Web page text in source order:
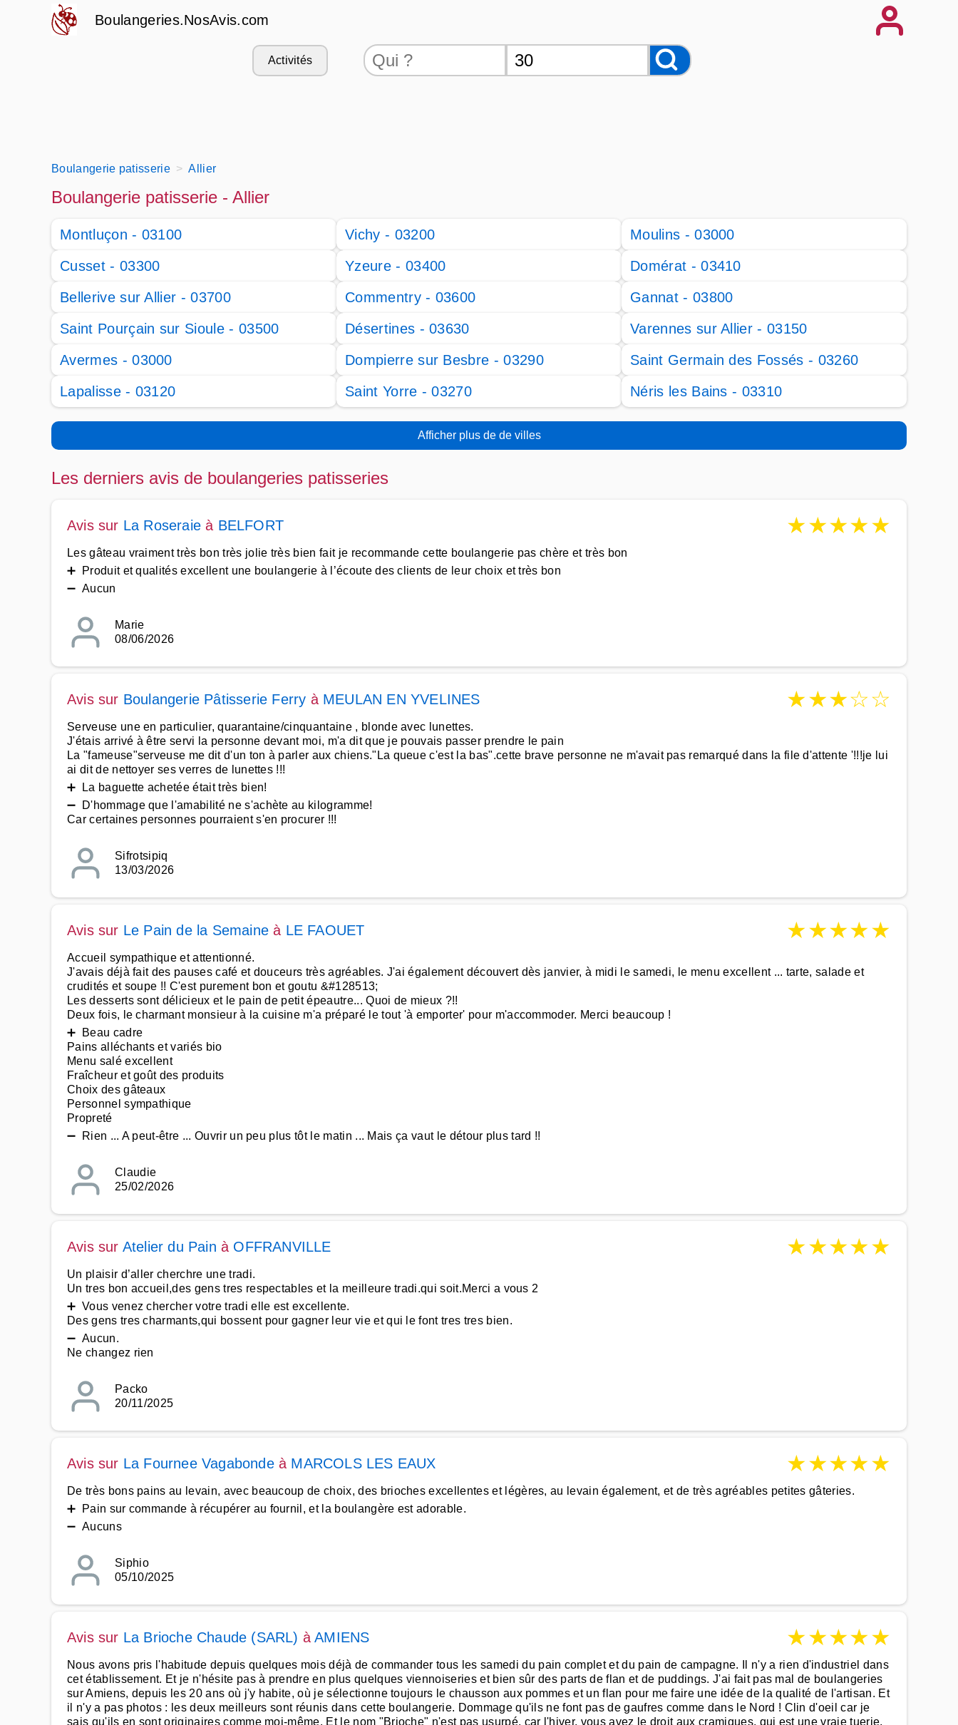
Boulangeries.NosAvis.com
Activités
Boulangerie patisserie Allier
Boulangerie patisserie - Allier
Montluçon - 03100 Vichy - 03200
Moulins - 03000
Cusset - 03300
Yzeure - 03400
Domérat - 03410
Bellerive sur Allier - 03700
Commentry - 03600
Gannat - 03800
Saint Pourçain sur Sioule - 03500
Désertines - 03630
Varennes sur Allier - 03150
Avermes - 03000
Dompierre sur Besbre - 03290
Saint Germain des Fossés - 03260
Lapalisse - 03120
Saint Yorre - 03270 Néris les Bains - 03310
Afficher plus de de villes
Les derniers avis de boulangeries patisseries
Avis sur La Roseraie à BELFORT ★★★★★
Les gâteau vraiment très bon très jolie très bien fait je recommande cette boulangerie pas chère et très bon
➕ Produit et qualités excellent une boulangerie à l’écoute des clients de leur choix et très bon
➖ Aucun
Marie
08/06/2026
Avis sur Boulangerie Pâtisserie Ferry à MEULAN EN YVELINES ★★★☆☆
Serveuse une en particulier, quarantaine/cinquantaine , blonde avec lunettes.
J'étais arrivé à être servi la personne devant moi, m'a dit que je pouvais passer prendre le pain
La "fameuse"serveuse me dit d'un ton à parler aux chiens."La queue c'est la bas".cette brave personne ne m'avait pas remarqué dans la file d'attente '!!!je lui
ai dit de nettoyer ses verres de lunettes !!!
➕ La baguette achetée était très bien!
➖ D'hommage que l'amabilité ne s'achète au kilogramme!
Car certaines personnes pourraient s'en procurer !!!
Sifrotsipiq
13/03/2026
Avis sur Le Pain de la Semaine à LE FAOUET ★★★★★
Accueil sympathique et attentionné.
J'avais déjà fait des pauses café et douceurs très agréables. J'ai également découvert dès janvier, à midi le samedi, le menu excellent ... tarte, salade et
crudités et soupe !! C'est purement bon et goutu &#128513;
Les desserts sont délicieux et le pain de petit épeautre... Quoi de mieux ?!!
Deux fois, le charmant monsieur à la cuisine m'a préparé le tout 'à emporter' pour m'accommoder. Merci beaucoup !
➕ Beau cadre
Pains alléchants et variés bio
Menu salé excellent
Fraîcheur et goût des produits
Choix des gâteaux
Personnel sympathique
Propreté
➖ Rien ... A peut-être ... Ouvrir un peu plus tôt le matin ... Mais ça vaut le détour plus tard !!
Claudie
25/02/2026
Avis sur Atelier du Pain à OFFRANVILLE ★★★★★
Un plaisir d’aller cherchre une tradi.
Un tres bon accueil,des gens tres respectables et la meilleure tradi.qui soit.Merci a vous 2
➕ Vous venez chercher votre tradi elle est excellente.
Des gens tres charmants,qui bossent pour gagner leur vie et qui le font tres tres bien.
➖ Aucun.
Ne changez rien
Packo
20/11/2025
Avis sur La Fournee Vagabondeà MARCOLS LES EAUX ★★★★★
De très bons pains au levain, avec beaucoup de choix, des brioches excellentes et légères, au levain également, et de très agréables petites gâteries.
➕ Pain sur commande à récupérer au fournil, et la boulangère est adorable.
➖ Aucuns
Siphio
05/10/2025
Avis sur La Brioche Chaude (SARL) àAMIENS ★★★★★
Nous avons pris l'habitude depuis quelques mois déjà de commander tous les samedi du pain complet et du pain de campagne. Il n'y a rien d'industriel dans
cet établissement. Et je n'hésite pas à prendre en plus quelques viennoiseries et bien sûr des parts de flan et de puddings. J'ai fait pas mal de boulangeries
sur Amiens, depuis les 20 ans où j'y habite, où je sélectionne toujours le chausson aux pommes et un flan pour me faire une idée de la qualité de l'artisan. Et
il n'y a pas photos : les deux meilleurs sont réunis dans cette boulangerie. Dommage qu'ils ne font pas de gaufres comme dans le Nord ! Clin d'oeil car je
sais qu'ils en sont originaires comme moi-même. Et le nom "Brioche" n'est pas usurpé, car l'hiver, vous avez le droit aux cramiques, qui est une vraie tuerie.